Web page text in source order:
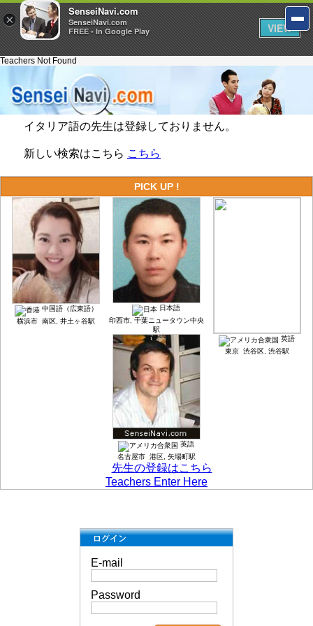
Teachers Not Found
イタリア語の先生は登録しておりません。
新しい検索はこちら こちら
PICK UP !
中国語（広東語）
横浜市 南区, 井土ヶ谷駅
日本語
印西市, 千葉ニュータウン中央
駅
英語
東京 渋谷区, 渋谷駅
英語
名古屋市 港区, 矢場町駅
先生の登録はこちら
Teachers Enter Here
E-mail
Password
×
SenseiNavi.com
SenseiNavi.com
FREE - In Google Play
VIEW